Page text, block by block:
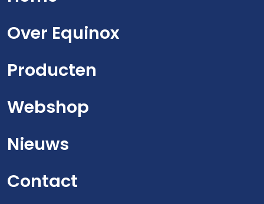
Over Equinox
Producten
Webshop
Nieuws
Contact